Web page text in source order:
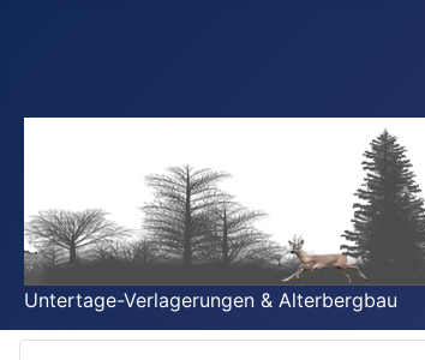
Untertage-Verlagerungen & Alterbergbau